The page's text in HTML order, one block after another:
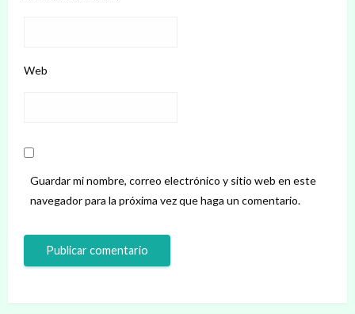
Web
Guardar mi nombre, correo electrónico y sitio web en este
navegador para la próxima vez que haga un comentario.